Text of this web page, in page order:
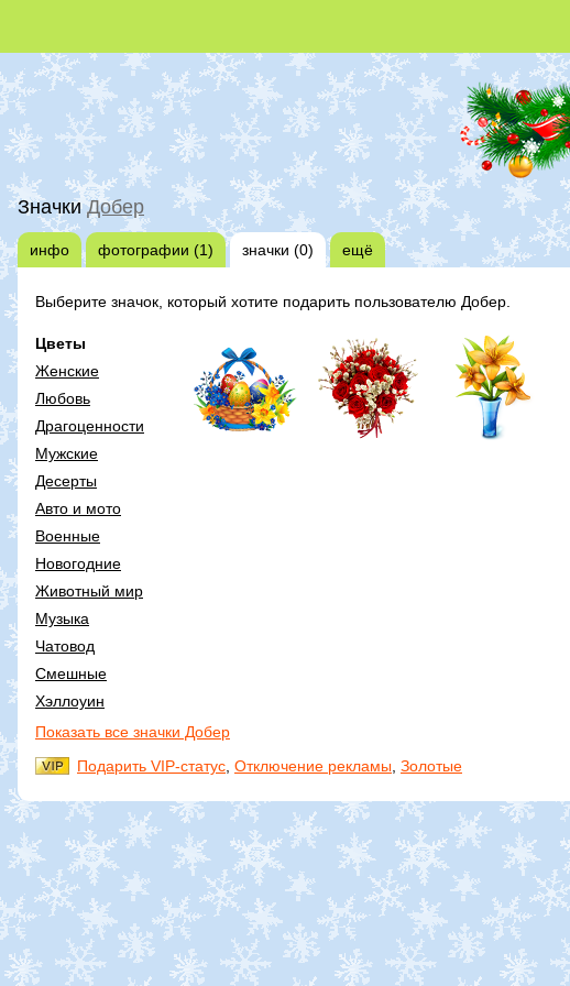
ЗначкиДобер
инфо фотографии (1) значки (0) ещё
Выберите значок, который хотите подарить пользователю Добер.
Цветы
Женские
Любовь
Драгоценности
Мужские
Десерты
Авто и мото
Военные
Новогодние
Животный мир
Музыка
Чатовод
Смешные
Хэллоуин
Показать все значки Добер
Подарить VIP-статус Отключение рекламы Золотые